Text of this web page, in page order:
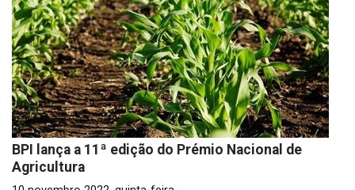
BPI lança a 11ª edição do Prémio Nacional de
Agricultura